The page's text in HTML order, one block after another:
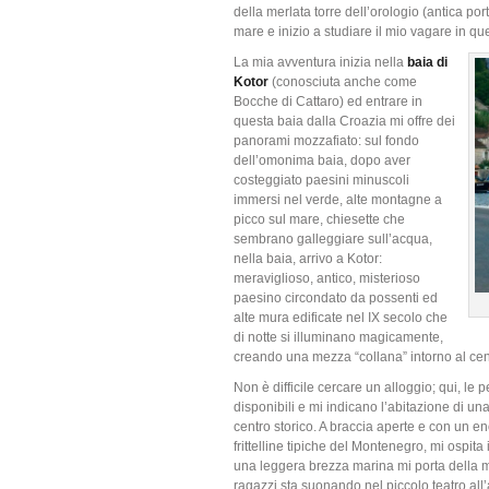
della merlata torre dell’orologio (antica
mare e inizio a studiare il mio vagare in
La mia avventura inizia nella baia di
Kotor (conosciuta anche come
Bocche di Cattaro) ed entrare in
questa baia dalla Croazia mi offre dei
panorami mozzafiato: sul fondo
dell’omonima baia, dopo aver
costeggiato paesini minuscoli
immersi nel verde, alte montagne a
picco sul mare, chiesette che
sembrano galleggiare sull’acqua,
nella baia, arrivo a Kotor:
meraviglioso, antico, misterioso
paesino circondato da possenti ed
alte mura edificate nel IX secolo che
di notte si illuminano magicamente,
creando una mezza “collana” intorno al
Non è difficile cercare un alloggio; qui, le
disponibili e mi indicano l’abitazione di
centro storico. A braccia aperte e con un
frittelline tipiche del Montenegro, mi
una leggera brezza marina mi porta della
ragazzi sta suonando nel piccolo teatro